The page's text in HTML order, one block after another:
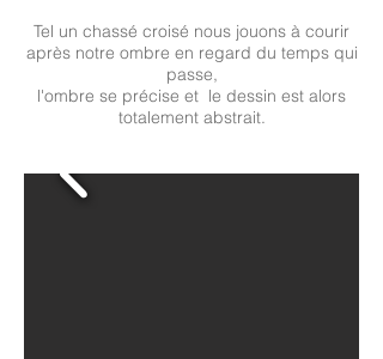
Tel un chassé croisé nous jouons à courir
après notre ombre en regard du temps qui
passe,
l'ombre se précise et le dessin est alors
totalement abstrait.